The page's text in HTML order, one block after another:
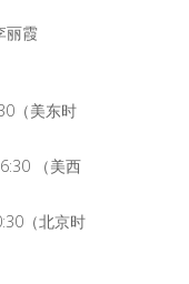
丽霞
（美东时
（美西
（北京时